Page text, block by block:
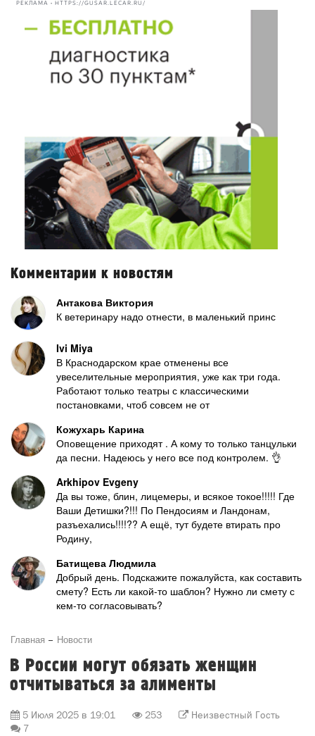
РЕКЛАМА • HTTPS://GUSAR.LECAR.RU/
Комментарии к новостям
Антакова Виктория
К ветеринару надо отнести, в маленький принс
Ivi Miya
В Краснодарском крае отменены все
увеселительные мероприятия, уже как три года.
Работают только театры с классическими
постановками, чтоб совсем не от
Кожухарь Карина
Оповещение приходят . А кому то только танцульки
да песни. Надеюсь у него все под контролем. 👌
Arkhipov Evgeny
Да вы тоже, блин, лицемеры, и всякое токое!!!!! Где
Ваши Детишки?!!! По Пендосиям и Ландонам,
разъехались!!!!?? А ещё, тут будете втирать про
Родину,
Батищева Людмила
Добрый день. Подскажите пожалуйста, как составить
смету? Есть ли какой-то шаблон? Нужно ли смету с
кем-то согласовывать?
Главная Новости
В России могут обязать женщин
отчитываться за алименты
5 Июля 2025 в 19:01 253
Неизвестный Гость
7